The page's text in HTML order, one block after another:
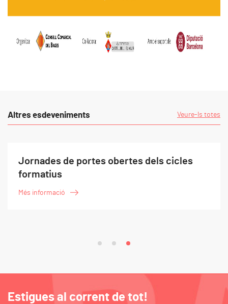
Altres esdeveniments Veure-ls totes
Jornades de portes obertes dels cicles
formatius
Més informació
Estigues al corrent de tot!